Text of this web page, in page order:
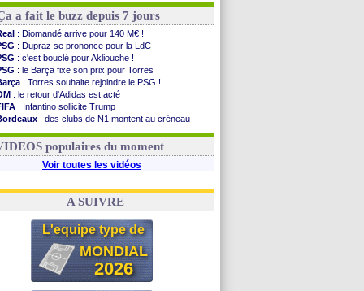
a fait le buzz depuis 7 jours
: Diomandé arrive pour 140 M€ !
: Dupraz se prononce pour la LdC
: c'est bouclé pour Akliouche !
: le Barça fixe son prix pour Torres
: Torres souhaite rejoindre le PSG !
: le retour d'Adidas est acté
: Infantino sollicite Trump
: des clubs de N1 montent au créneau
: le démenti de Leipzig pour Diomandé
populaires du moment
Voir toutes les vidéos
A SUIVRE
L'equipe type de
MONDIAL
2026